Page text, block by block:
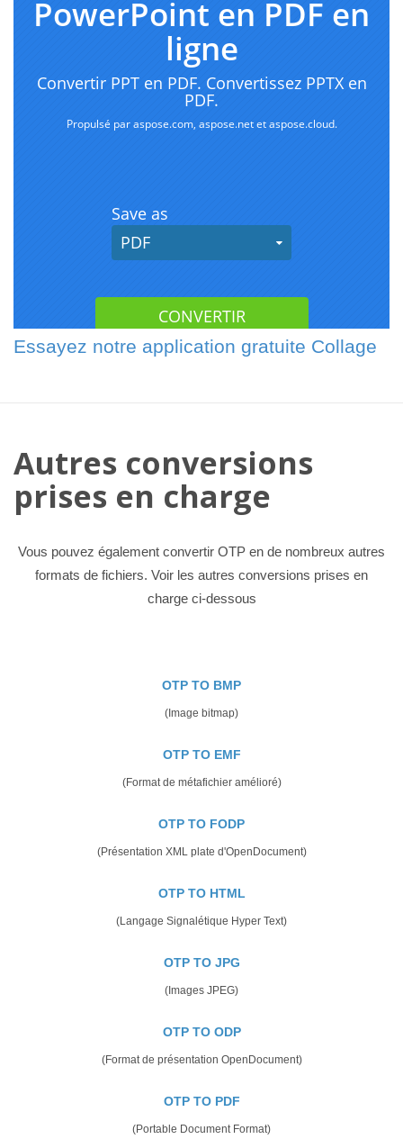
Essayez notre application gratuite Collage
Autres conversions
prises en charge
Vous pouvez également convertir OTP en de nombreux autres
formats de fichiers. Voir les autres conversions prises en
charge ci-dessous
OTP TO BMP
(Image bitmap)
OTP TO EMF
(Format de métafichier amélioré)
OTP TO FODP
(Présentation XML plate d'OpenDocument)
OTP TO HTML
(Langage Signalétique Hyper Text)
OTP TO JPG
(Images JPEG)
OTP TO ODP
(Format de présentation OpenDocument)
OTP TO PDF
(Portable Document Format)